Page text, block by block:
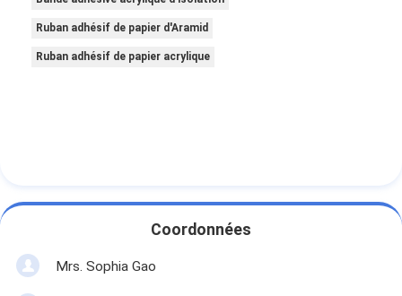
Ruban adhésif de papier d'Aramid
Ruban adhésif de papier acrylique
Coordonnées
Mrs. Sophia Gao